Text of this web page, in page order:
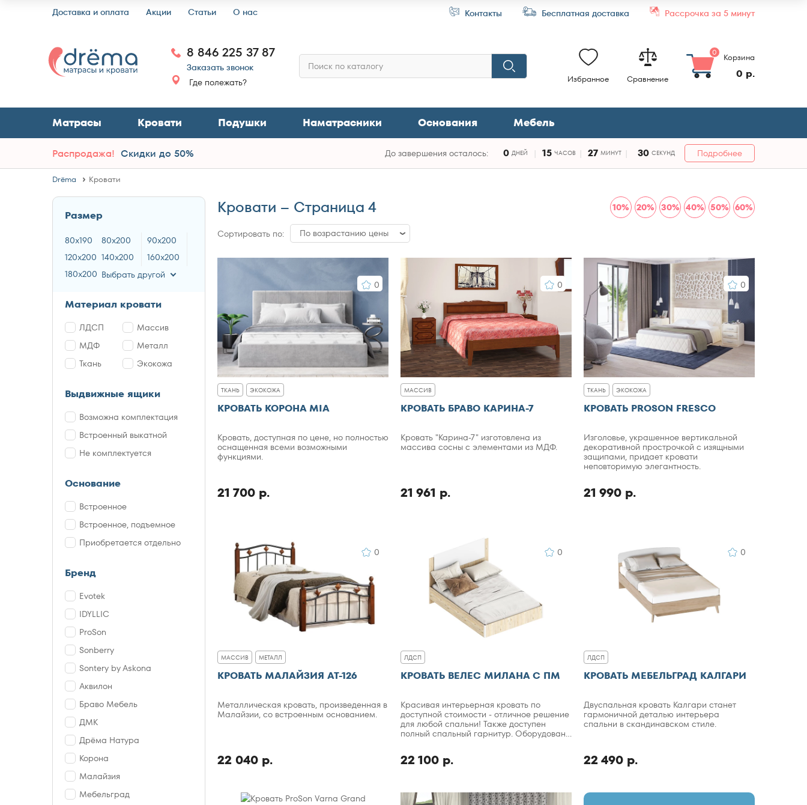
Доставка и оплата Акции Статьи О нас Контакты Бесплатная доставка Рассрочка за 5 минут
8 846 225 37 87
Заказать звонок
Где полежать?
Избранное Сравнение
0 Корзина
0 р.
Матрасы Кровати Подушки Наматрасники Основания Мебель
Распродажа! Скидки до 50% До завершения осталось: 0 ДНЕЙ 15 ЧАСОВ 27 МИНУТ 29 СЕКУНД Подробнее
Drёma Кровати
Бренд
Evotek
IDYLLIC
ProSon
Sonberry
Sontery by Askona
Аквилон
Браво Мебель
ДМК
Дрёма Натура
Корона
Малайзия
Мебельград
Материал кровати
ЛДСП
Массив
МДФ
Металл
Ткань
Экокожа
Выдвижные ящики
Возможна комплектация
Встроенный выкатной
Не комплектуется
Основание
Встроенное
Встроенное, подъемное
Приобретается отдельно
Размер
80x190 80x200
90x200
120x200
140x200
160x200
180x200 Выбрать другой
Кровати – Страница 4 10% 20% 30% 40% 50% 60%
Сортировать по:
По возрастанию цены
По популярности
По рейтингу
0
ТКАНЬ ЭКОКОЖА
КРОВАТЬ КОРОНА MIA
Кровать, доступная по цене, но полностью
оснащенная всеми возможными
функциями.
21 700 р.
0
МАССИВ
КРОВАТЬ БРАВО КАРИНА-7
Кровать "Карина-7" изготовлена из
массива сосны с элементами из МДФ.
21 961 р.
0
ТКАНЬ ЭКОКОЖА
КРОВАТЬ PROSON FRESCO
Изголовье, украшенное вертикальной
декоративной прострочкой с изящными
защипами, придает кровати
неповторимую элегантность.
21 990 р.
0
МАССИВ МЕТАЛЛ
КРОВАТЬ МАЛАЙЗИЯ АТ-126
Металлическая кровать, произведенная в
Малайзии, со встроенным основанием.
22 040 р.
0
ЛДСП
КРОВАТЬ ВЕЛЕС МИЛАНА С ПМ
Красивая интерьерная кровать по
доступной стоимости - отличное решение
для любой спальни! Также доступен
полный спальный гарнитур. Оборудована
22 100 р.
0
ЛДСП
КРОВАТЬ МЕБЕЛЬГРАД КАЛГАРИ
Двуспальная кровать Калгари станет
гармоничной деталью интерьера
спальни в скандинавском стиле.
22 490 р.